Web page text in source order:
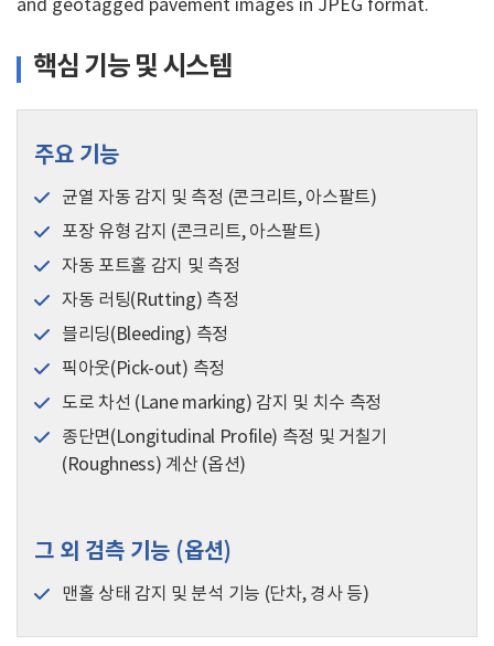
and geotagged pavement images in JPEG format.
핵심 기능 및 시스템
주요 기능
균열 자동 감지 및 측정 (콘크리트, 아스팔트)
포장 유형 감지 (콘크리트, 아스팔트)
자동 포트홀 감지 및 측정
자동 러팅(Rutting) 측정
블리딩(Bleeding) 측정
픽아웃(Pick-out) 측정
도로 차선 (Lane marking) 감지 및 치수 측정
종단면(Longitudinal Profile) 측정 및 거칠기
(Roughness) 계산 (옵션)
그 외 검측 기능 (옵션)
맨홀 상태 감지 및 분석 기능 (단차, 경사 등)